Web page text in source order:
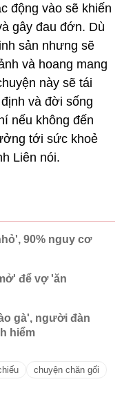
động vào sẽ khiến
gây đau đớn. Dù
sản nhưng sẽ
và hoang mang
này sẽ tái
và đời sống
nếu không đến
tới sức khoẻ
Liên nói.
90% nguy cơ
để vợ 'ăn
gà', người đàn
hiểm
chuyện chăn gối